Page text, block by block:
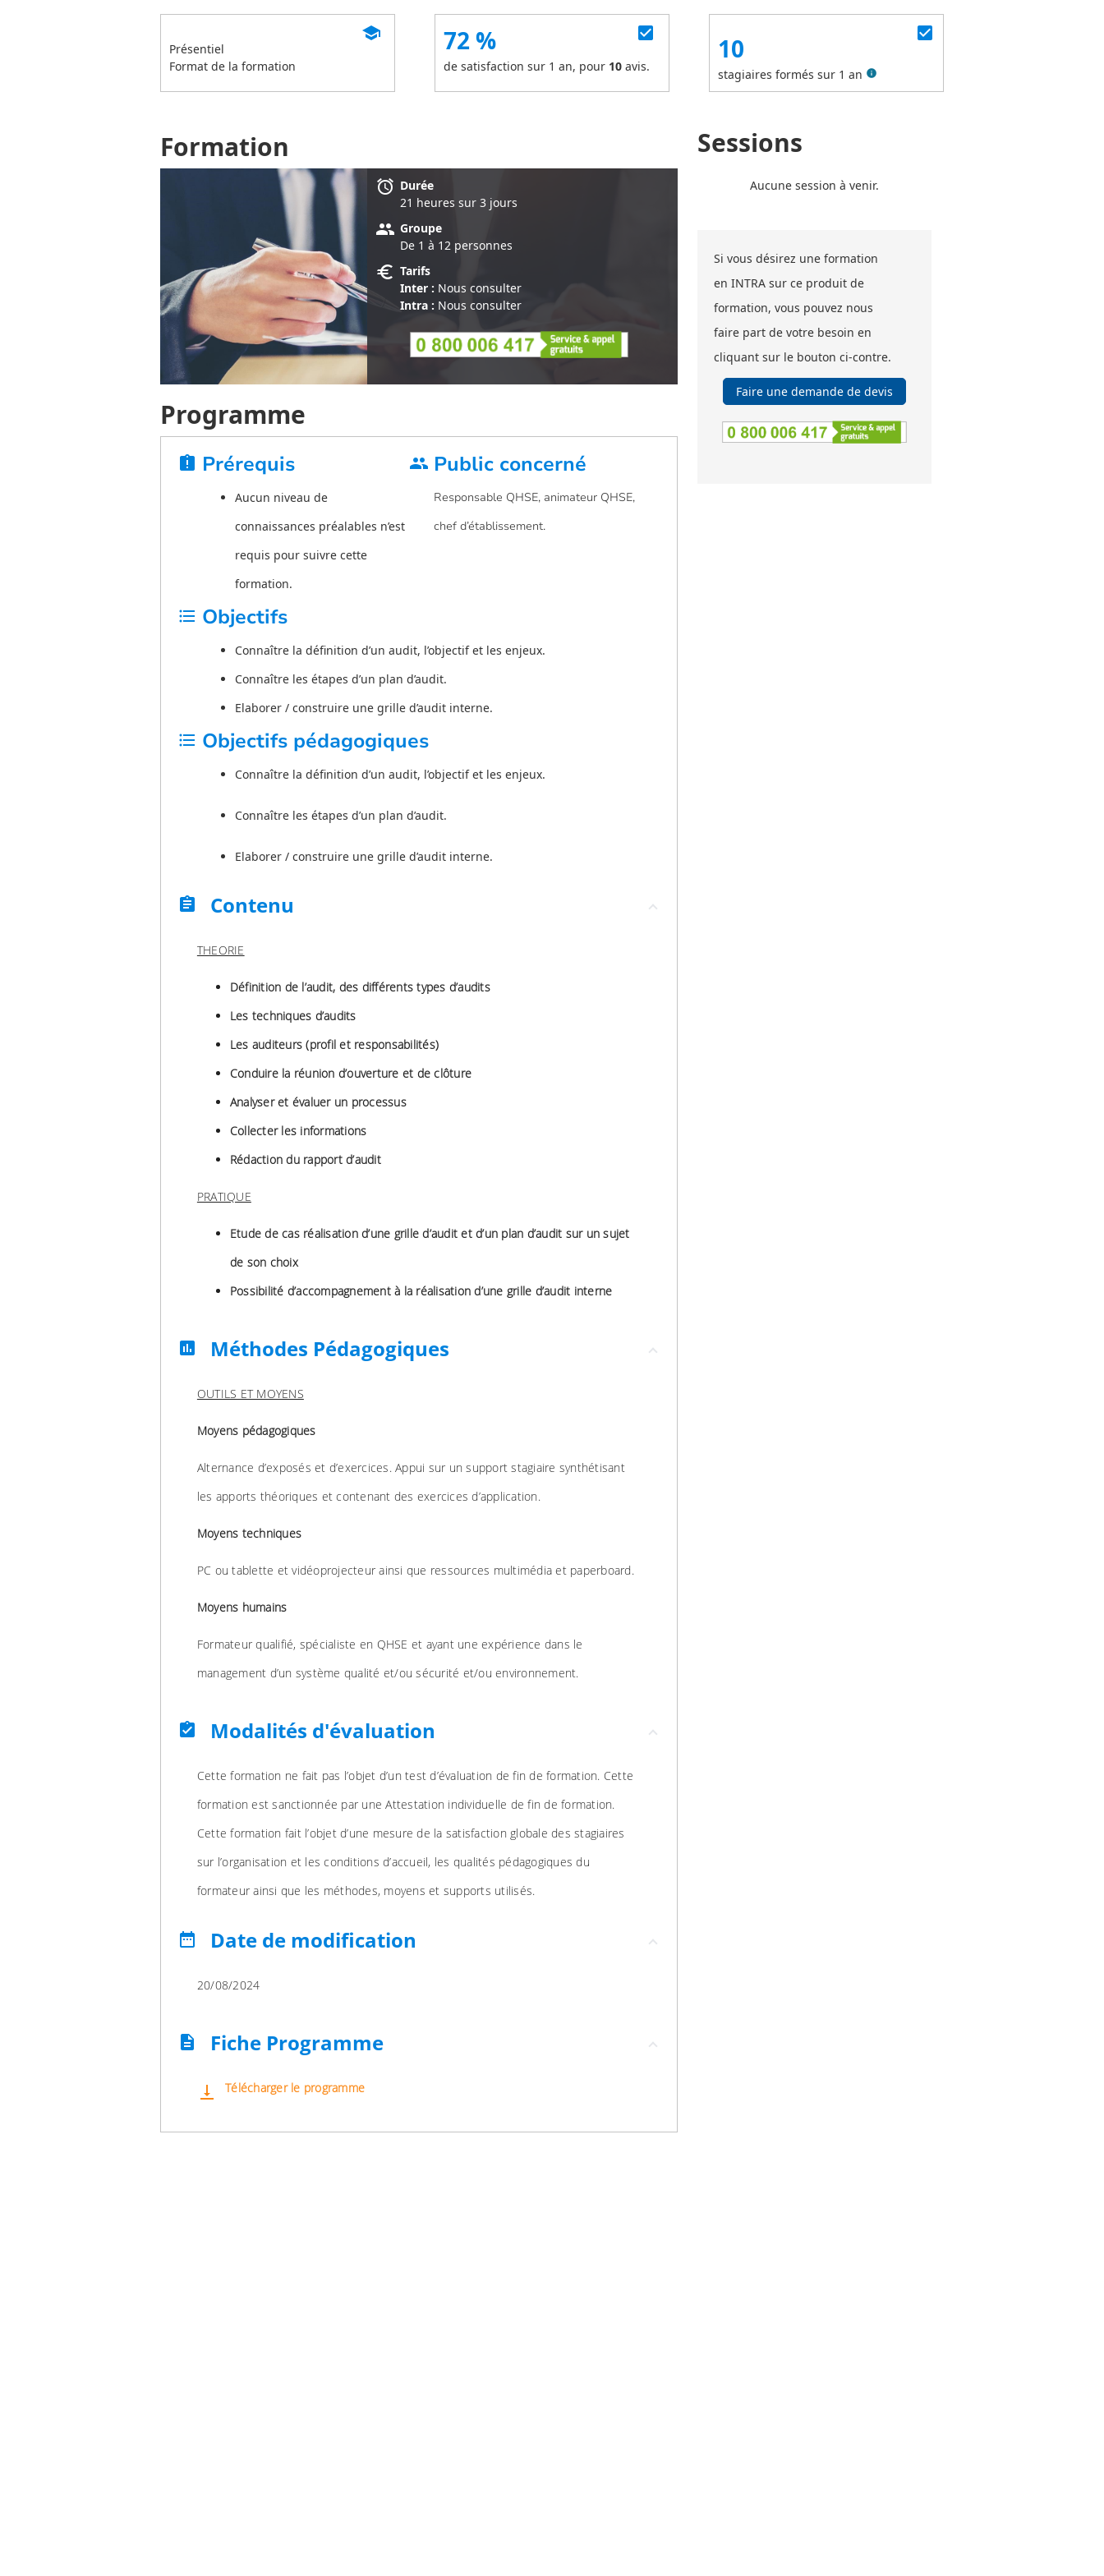
Présentiel
Format de la formation
school 72 %
de satisfaction sur 1 an, pour 10avis.
check_box check_box
10
stagiaires formés sur 1 an info
Formation
alarm Durée
21 heures sur 3 jours
group Groupe
De 1 à 12 personnes
euro Tarifs
Inter : Nous consulter
Intra : Nous consulter
Programme
assignment_late Prérequis
Aucun niveau de
connaissances préalables n’est
requis pour suivre cette
formation.
group Public concerné
Responsable QHSE, animateur QHSE,
chef d’établissement.
format_list_bulleted Objectifs
Connaître la définition d’un audit, l’objectif et les enjeux.
Connaître les étapes d’un plan d’audit.
Elaborer / construire une grille d’audit interne.
format_list_bulleted Objectifs pédagogiques
Connaître la définition d’un audit, l’objectif et les enjeux.
Connaître les étapes d’un plan d’audit.
Elaborer / construire une grille d’audit interne.
assignment Contenu
THEORIE
Définition de l’audit, des différents types d’audits
Les techniques d’audits
Les auditeurs (profil et responsabilités)
Conduire la réunion d’ouverture et de clôture
Analyser et évaluer un processus
Collecter les informations
Rédaction du rapport d’audit
PRATIQUE
Etude de cas réalisation d’une grille d’audit et d’un plan d’audit sur un sujet
de son choix
Possibilité d’accompagnement à la réalisation d’une grille d’audit interne
assessment Méthodes Pédagogiques
OUTILS ET MOYENS
Moyens pédagogiques
Alternance d’exposés et d’exercices. Appui sur un support stagiaire synthétisant
les apports théoriques et contenant des exercices d’application.
Moyens techniques
PC ou tablette et vidéoprojecteur ainsi que ressources multimédia et paperboard.
Moyens humains
Formateur qualifié, spécialiste en QHSE et ayant une expérience dans le
management d’un système qualité et/ou sécurité et/ou environnement.
assignment_turned_in Modalités d'évaluation
Cette formation ne fait pas l’objet d’un test d’évaluation de fin de formation. Cette
formation est sanctionnée par une Attestation individuelle de fin de formation.
Cette formation fait l’objet d’une mesure de la satisfaction globale des stagiaires
sur l’organisation et les conditions d’accueil, les qualités pédagogiques du
formateur ainsi que les méthodes, moyens et supports utilisés.
date_range Date de modification
20/08/2024
description Fiche Programme
vertical_align_bottom Télécharger le programme
Sessions
Aucune session à venir.
Si vous désirez une formation
en INTRA sur ce produit de
formation, vous pouvez nous
faire part de votre besoin en
cliquant sur le bouton ci-contre.
Faire une demande de devis